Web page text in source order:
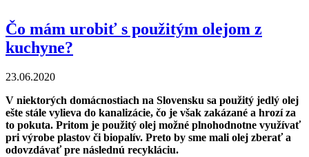
Čo mám urobiť s použitým olejom z
kuchyne?
23.06.2020
V niektorých domácnostiach na Slovensku sa použitý jedlý olej
ešte stále vylieva do kanalizácie, čo je však zakázané a hrozí za
to pokuta. Pritom je použitý olej možné plnohodnotne využívať
pri výrobe plastov či biopalív. Preto by sme mali olej zberať a
odovzdávať pre následnú recykláciu.